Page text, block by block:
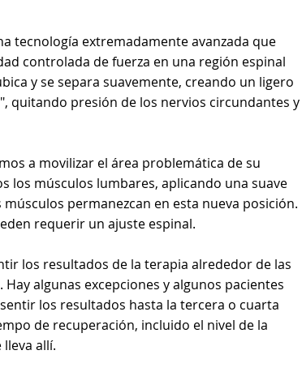
tecnología extremadamente avanzada que
controlada de fuerza en una región espinal
y se separa suavemente, creando un ligero
quitando presión de los nervios circundantes y
a movilizar el área problemática de su
los músculos lumbares, aplicando una suave
permanezcan en esta nueva posición.
requerir un ajuste espinal.
los resultados de la terapia alrededor de las
algunas excepciones y algunos pacientes
los resultados hasta la tercera o cuarta
de recuperación, incluido el nivel de la
allí.